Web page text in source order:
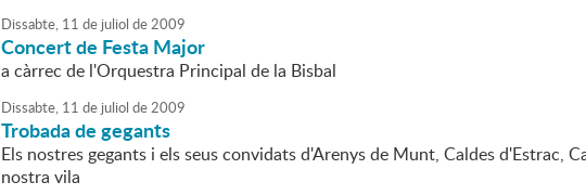
Dissabte, 11 de juliol de2009
Concert de Festa Major
a càrrec de l'Orquestra Principal de la Bisbal
Dissabte, 11 de juliol de2009
Trobada de gegants
Els nostres gegants i els seus convidats d'Arenys de Munt, Caldes d'Estrac,
nostra vila